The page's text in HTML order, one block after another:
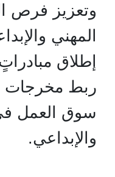
وتعزيز فرص
المهني
إطلاق
ربط مخرجات
سوق العمل
والإبداعي.